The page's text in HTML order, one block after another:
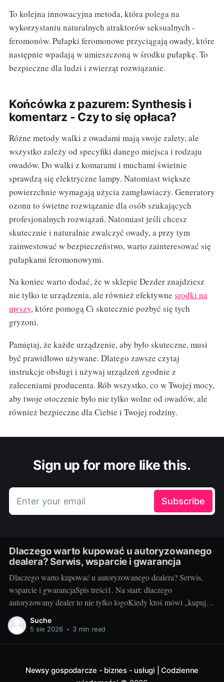
To kolejna innowacyjna metoda, która polega na
wykorzystaniu naturalnych atraktorów seksualnych -
feromonów. Pułapki feromonowe przyciągają owady, które
następnie wpadają w umieszczoną w środku pułapkę. To
bezpieczne dla ludzi i zwierząt rozwiązanie.
Końcówka z pazurem: Synthesis i
komentarz - Czy to się opłaca?
Różne metody walki z owadami mają swoje zalety, ale
wszystko zależy od specyfiki danego miejsca i rodzaju
owadów. Do walki z komarami i muchami świetnie
sprawdzą się elektryczne lampy. Natomiast większe
powierzchnie wymagają użycia zamgławiaczy. Generatory
ozonu to świetne rozwiązanie dla osób szukających
profesjonalnych rozwiązań. Natomiast jeśli chcesz
skutecznie i naturalnie zwalczyć owady, a przy tym
zainwestować w bezpieczeństwo, warto zainteresować się
pułapkami feromonowymi.
Na koniec warto dodać, że w sklepie Dezder znajdziesz
nie tylko te urządzenia, ale również efektywne srodki na
myszy, które pomogą Ci skutecznie pozbyć się tych
gryzoni.
Pamiętaj, że każde urządzenie, aby było skuteczne, musi
być prawidłowo używane. Dlatego zawsze czytaj
instrukcje obsługi i używaj urządzeń zgodnie z
zaleceniami producenta. Rób wszystko, co w Twojej mocy,
aby twoje otoczenie było nie tylko wolne od owadów, ale
również bezpieczne dla Ciebie i Twojej rodziny.
Sign up for more like this.
Enter your email Subscribe
Dlaczego warto kupować u autoryzowanego
dealera? Serwis, wsparcie i gwarancja
Dlaczego warto kupować u autoryzowanego dealera? Serwis,
wsparcie i gwarancjaSpis treści1. Na start: dlaczego
autoryzowany dealer to nie tylko logoKiedy ktoś mówi „kupuj u
autoryzowanego dealera”, to nie jest snobizm, tylko praktyka. W
świecie audio‑wideo, gdzie liczą się kalibracje, kompatybilność i
Suche
5 sie 2026 • 3 min read
Newsy gospodarcze - biznes - usługi | Codzienne